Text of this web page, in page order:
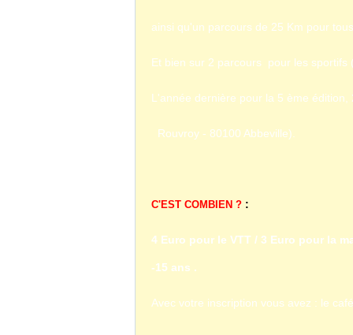
ainsi qu'un parcours de 25 Km pour
Et bien sur 2 parcours pour les sportifs
L'année dernière pour la 5 ème
Rouvroy - 80100 Abbeville).
C'EST COMBIEN ? :
4 Euro pour le VTT / 3 Euro pour la
-15 ans .
Avec votre inscription vous avez : le